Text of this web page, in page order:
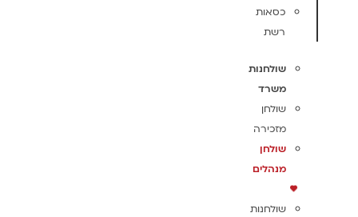
כסאות
רשת
שולחנות
משרד
שולחן
מזכירה
שולחן
מנהלים
שולחנות